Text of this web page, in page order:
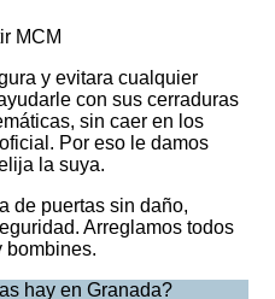
y evitara cualquier
con sus cerraduras
sin caer en los
Por eso le damos
la suya.
de puertas sin daño,
Arreglamos todos
bombines.